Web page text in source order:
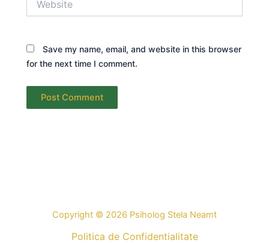
Save my name, email, and website in this browser
for the next time I comment.
Copyright © 2026 Psiholog Stela Neamt
Politica de Confidentialitate